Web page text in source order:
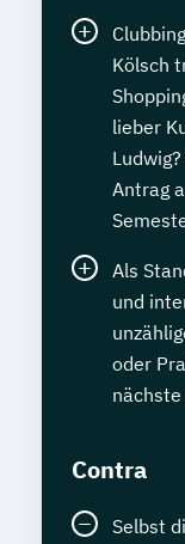
Kölsch
lieber
Antrag
Als
und
oder
Contra
Selbst